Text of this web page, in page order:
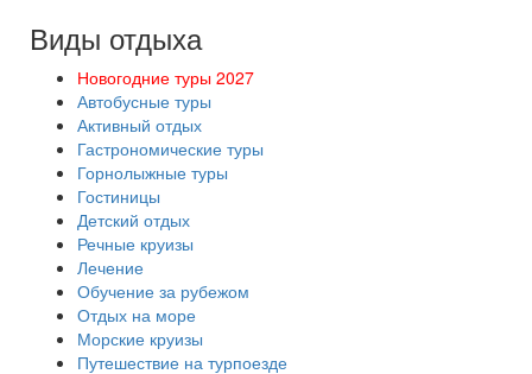
Виды отдыха
Новогодние туры 2027
Автобусные туры
Активный отдых
Гастрономические туры
Горнолыжные туры
Гостиницы
Детский отдых
Речные круизы
Лечение
Обучение за рубежом
Отдых на море
Морские круизы
Путешествие на турпоезде